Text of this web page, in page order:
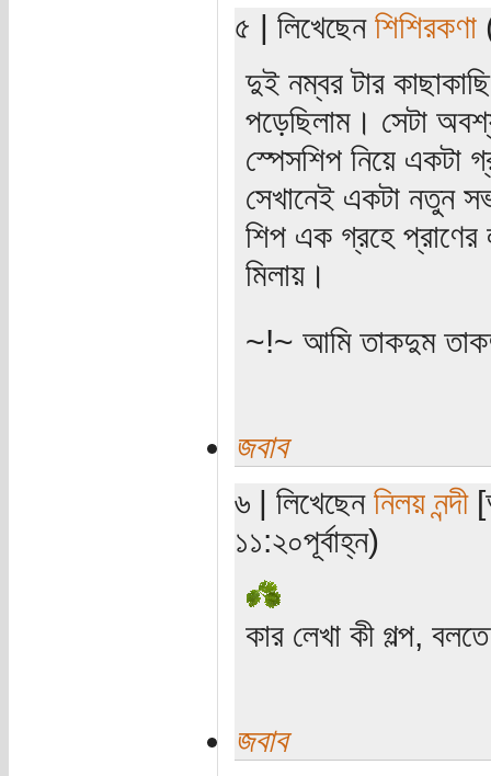
৫ | লিখেছেন শিশিরকণা
দুই নম্বর টার
পড়েছিলাম। সেটা
স্পেসশিপ নিয়ে একটা
সেখানেই একটা নতুন
শিপ এক গ্রহে
মিলায়।
~!~ আমি তাকদুম
জবাব
৬ | লিখেছেন নিলয় নন্দী
১১:২০পূর্বাহ্ন)
কার লেখা কী গল্প,
জবাব